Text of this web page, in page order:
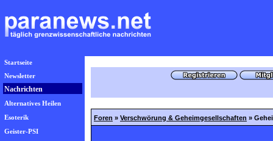
Startseite
Newsletter
Nachrichten
Alternatives Heilen
Esoterik
Geister-PSI
Foren » Verschwörung & Geheimgesellschaften »